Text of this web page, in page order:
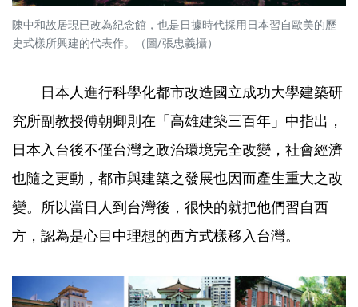
陳中和故居現已改為紀念館，也是日據時代採用日本習自歐美的歷
史式樣所興建的代表作。（圖/張忠義攝）
日本人進行科學化都市改造國立成功大學建築研
究所副教授傅朝卿則在「高雄建築三百年」中指出，
日本入台後不僅台灣之政治環境完全改變，社會經濟
也隨之更動，都市與建築之發展也因而產生重大之改
變。所以當日人到台灣後，很快的就把他們習自西
方，認為是心目中理想的西方式樣移入台灣。